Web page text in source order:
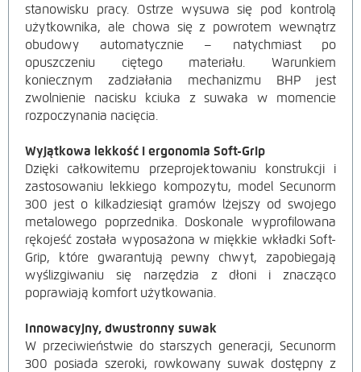
stanowisku pracy. Ostrze wysuwa się pod kontrolą
użytkownika, ale chowa się z powrotem wewnątrz
obudowy automatycznie – natychmiast po
opuszczeniu ciętego materiału. Warunkiem
koniecznym zadziałania mechanizmu BHP jest
zwolnienie nacisku kciuka z suwaka w momencie
rozpoczynania nacięcia.
Wyjątkowa lekkość i ergonomia Soft-Grip
Dzięki całkowitemu przeprojektowaniu konstrukcji i
zastosowaniu lekkiego kompozytu, model Secunorm
300 jest o kilkadziesiąt gramów lżejszy od swojego
metalowego poprzednika. Doskonale wyprofilowana
rękojeść została wyposażona w miękkie wkładki Soft-
Grip, które gwarantują pewny chwyt, zapobiegają
wyślizgiwaniu się narzędzia z dłoni i znacząco
poprawiają komfort użytkowania.
Innowacyjny, dwustronny suwak
W przeciwieństwie do starszych generacji, Secunorm
300 posiada szeroki, rowkowany suwak dostępny z